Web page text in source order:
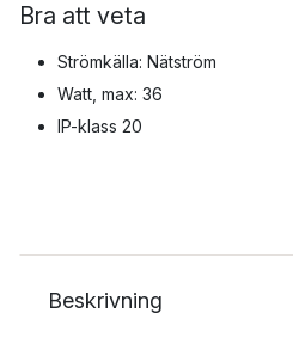
Bra att veta
Strömkälla: Nätström
Watt, max: 36
IP-klass 20
Beskrivning